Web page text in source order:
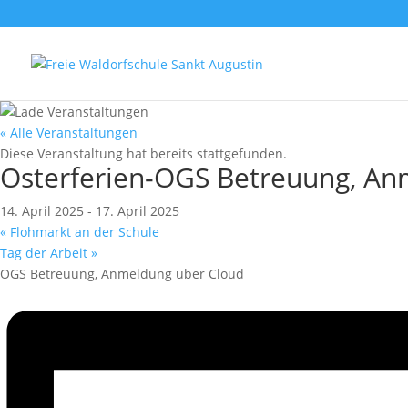
« Alle Veranstaltungen
Diese Veranstaltung hat bereits stattgefunden.
Osterferien-OGS Betreuung,
14. April 2025 - 17. April 2025
« Flohmarkt an der Schule
Tag der Arbeit »
OGS Betreuung, Anmeldung über Cloud